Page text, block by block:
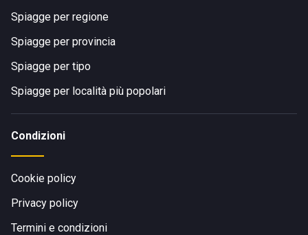
Spiagge per regione
Spiagge per provincia
Spiagge per tipo
Spiagge per località più popolari
Condizioni
Cookie policy
Privacy policy
Termini e condizioni